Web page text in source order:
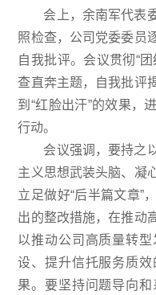
会上，余南军代表
照检查，公司党委委员
自我批评。会议贯彻“
查直奔主题，自我批评
到“红脸出汗”的效果，
行动。
会议强调，要持之
主义思想武装头脑、凝
立足做好“后半篇文章”
出的整改措施，在推动
以推动公司高质量转
设、提升信托服务质
果。要坚持问题导向